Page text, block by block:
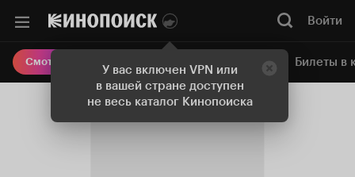
У вас включен VPN или
в вашей стране доступен
не весь каталог Кинопоиска
Войти
Смотреть кино Онлайн-кинотеатр Билеты в